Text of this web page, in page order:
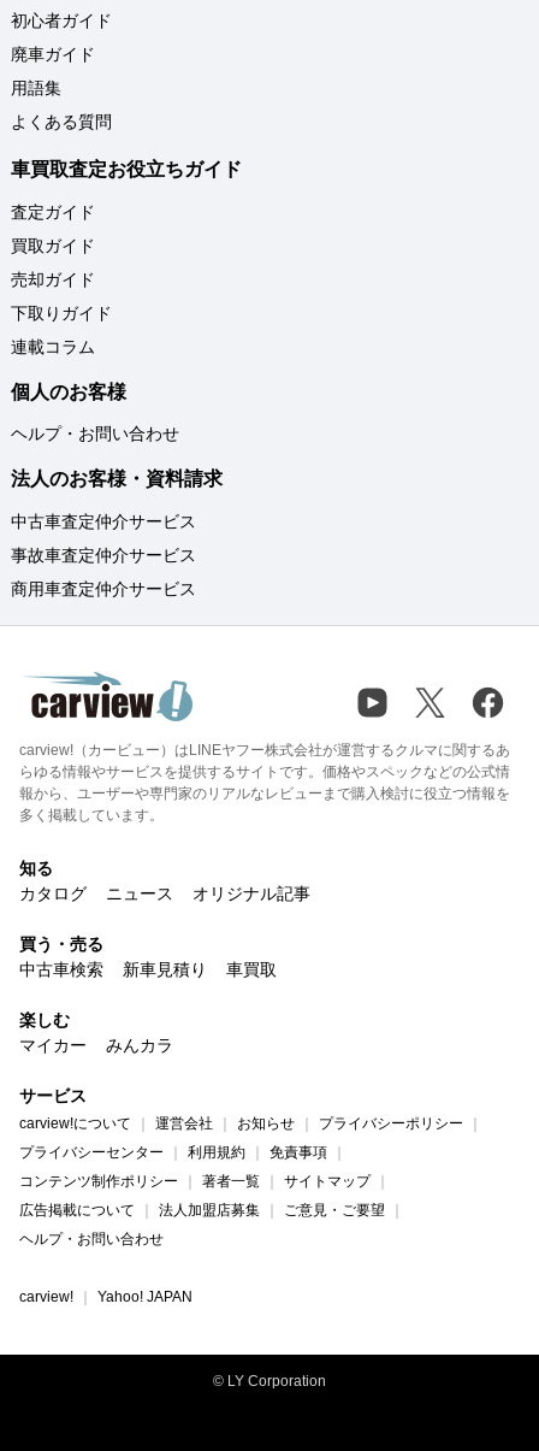
初心者ガイド
廃車ガイド
用語集
よくある質問
車買取査定お役立ちガイド
査定ガイド
買取ガイド
売却ガイド
下取りガイド
連載コラム
個人のお客様
ヘルプ・お問い合わせ
法人のお客様・資料請求
中古車査定仲介サービス
事故車査定仲介サービス
商用車査定仲介サービス
carview!（カービュー）はLINEヤフー株式会社が運営するクルマに関するあ
らゆる情報やサービスを提供するサイトです。価格やスペックなどの公式情
報から、ユーザーや専門家のリアルなレビューまで購入検討に役立つ情報を
多く掲載しています。
知る
カタログ
ニュース オリジナル記事
買う・売る
中古車検索
新車見積り 車買取
楽しむ
マイカー
みんカラ
サービス
carview!について 運営会社 お知らせ
プライバシーポリシー
プライバシーセンター
利用規約
免責事項
コンテンツ制作ポリシー
著者一覧
サイトマップ
広告掲載について
法人加盟店募集
ご意見・ご要望
ヘルプ・お問い合わせ
carview! Yahoo! JAPAN
© LY Corporation